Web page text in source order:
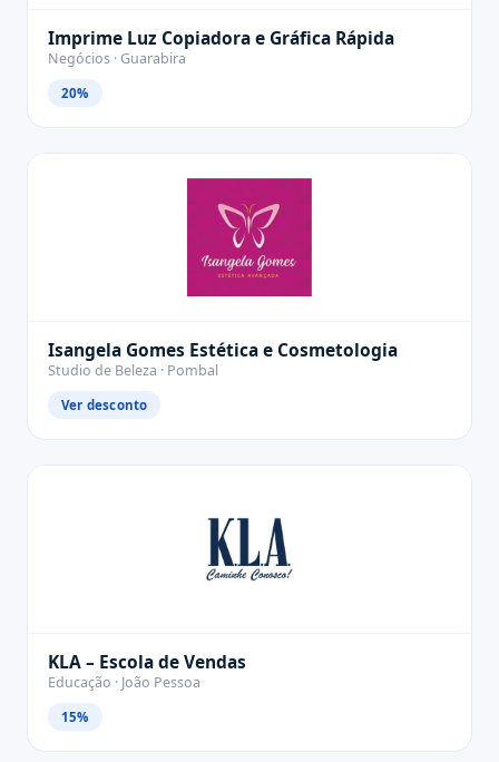
Imprime Luz Copiadora e Gráfica Rápida
Negócios · Guarabira
20%
Isangela Gomes Estética e Cosmetologia
Studio de Beleza · Pombal
Ver desconto
KLA – Escola de Vendas
Educação · João Pessoa
15%